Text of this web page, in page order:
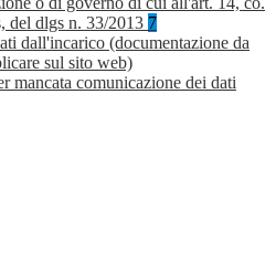
del dlgs n. 33/2013 7
dall'incarico (documentazione da
sul sito web)
mancata comunicazione dei dati